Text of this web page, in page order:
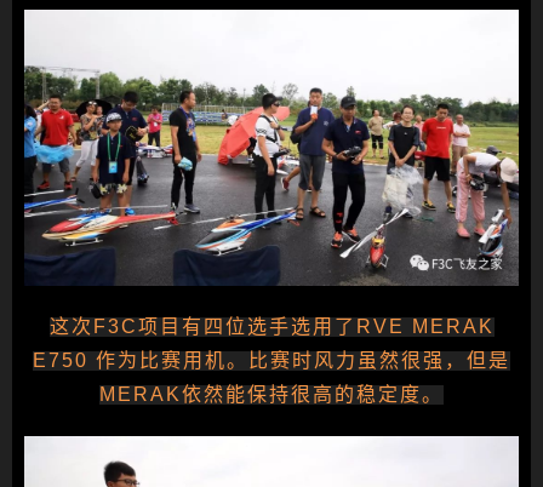
这次F3C项目有四位选手选用了RVE MERAK
E750 作为比赛用机。比赛时风力虽然很强，但是
MERAK依然能保持很高的稳定度。